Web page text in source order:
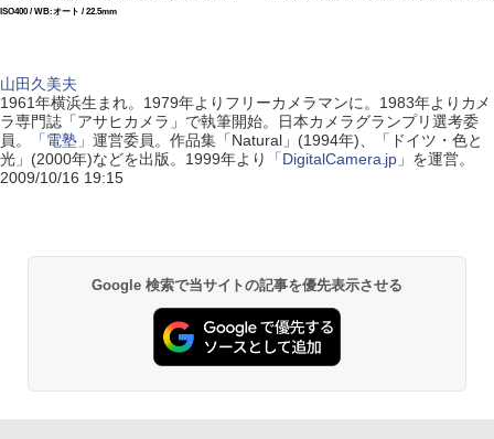
ISO400 / WB:オート / 22.5mm
山田久美夫
1961年横浜生まれ。1979年よりフリーカメラマンに。1983年よりカメ
ラ専門誌「アサヒカメラ」で執筆開始。日本カメラグランプリ選考委
員。
「電塾」 運営委員。作品集「Natural」(1994年)、「ドイツ・色と
光」(2000年)などを出版。1999年より
「DigitalCamera.jp」 を運営。
2009/10/16 19:15
Google 検索で当サイトの記事を優先表示させる